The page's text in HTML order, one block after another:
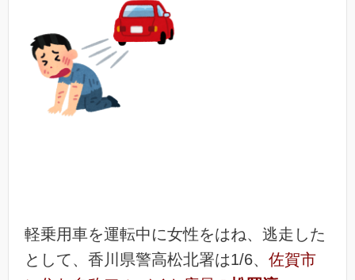
軽乗用車を運転中に女性をはね、逃走した
として、香川県警高松北署は1/6、 佐賀市